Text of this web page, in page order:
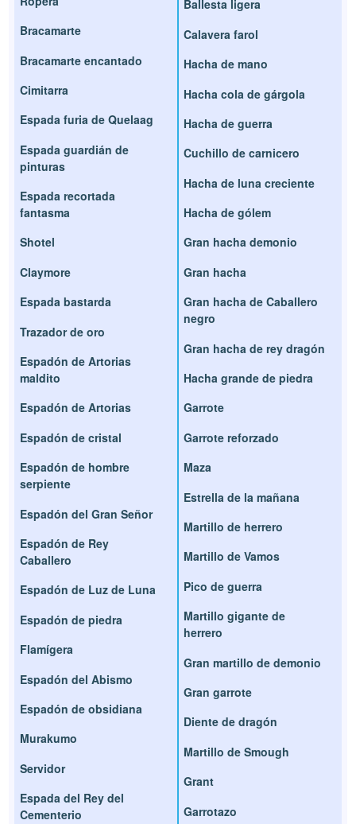
Bracamarte
Bracamarte encantado
Cimitarra
Espada furia de Quelaag
Espada guardián de
pinturas
Espada recortada
fantasma
Shotel
Claymore
Espada bastarda
Trazador de oro
Espadón de Artorias
maldito
Espadón de Artorias
Espadón de cristal
Espadón de hombre
serpiente
Espadón del Gran Señor
Espadón de Rey
Caballero
Espadón de Luz de Luna
Espadón de piedra
Flamígera
Espadón del Abismo
Espadón de obsidiana
Murakumo
Servidor
Espada del Rey del
Cementerio
Ballesta ligera
Calavera farol
Hacha de mano
Hacha cola de gárgola
Hacha de guerra
Cuchillo de carnicero
Hacha de luna creciente
Hacha de gólem
Gran hacha demonio
Gran hacha
Gran hacha de Caballero
negro
Gran hacha de rey dragón
Hacha grande de piedra
Garrote
Garrote reforzado
Maza
Estrella de la mañana
Martillo de herrero
Martillo de Vamos
Pico de guerra
Martillo gigante de
herrero
Gran martillo de demonio
Gran garrote
Diente de dragón
Martillo de Smough
Grant
Garrotazo